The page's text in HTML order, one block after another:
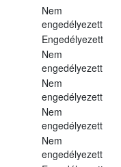
Nem
engedélyezett
Engedélyezett
Nem
engedélyezett
Nem
engedélyezett
Nem
engedélyezett
Nem
engedélyezett